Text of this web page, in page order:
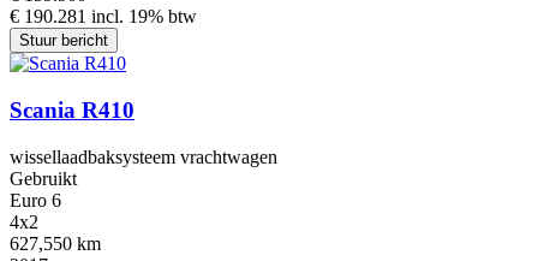
€ 190.281 incl. 19% btw
Stuur bericht
Scania R410
wissellaadbaksysteem vrachtwagen
Gebruikt
Euro 6
4x2
627,550 km